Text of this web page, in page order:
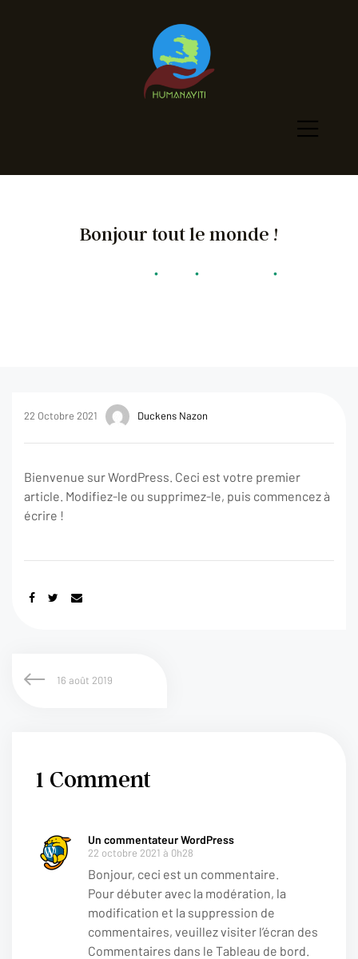
Bonjour tout le monde !
• •
•
22 Octobre 2021 Duckens Nazon
Bienvenue sur WordPress. Ceci est votre premier
article. Modifiez-le ou supprimez-le, puis commencez à
écrire !
16 août 2019
1 Comment
Un commentateur WordPress
22 octobre 2021 à 0h28
Bonjour, ceci est un commentaire.
Pour débuter avec la modération, la
modification et la suppression de
commentaires, veuillez visiter l’écran des
Commentaires dans le Tableau de bord.